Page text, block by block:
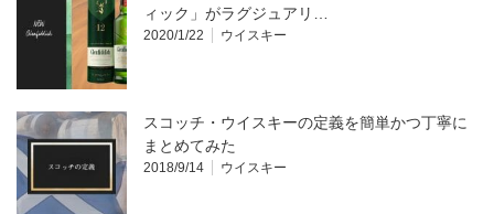
ィック」がラグジュアリ…
2020/1/22 ウイスキー
スコッチ・ウイスキーの定義を簡単かつ丁寧に
まとめてみた
2018/9/14 ウイスキー